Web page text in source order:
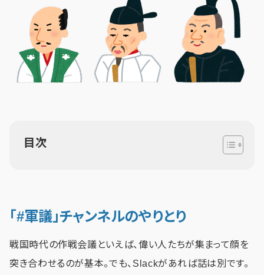
目次
「#軍議」チャンネルのやりとり
戦国時代の作戦会議といえば、偉い人たちが集まって顔を
突き合わせるのが基本。でも、Slackがあれば話は別です。